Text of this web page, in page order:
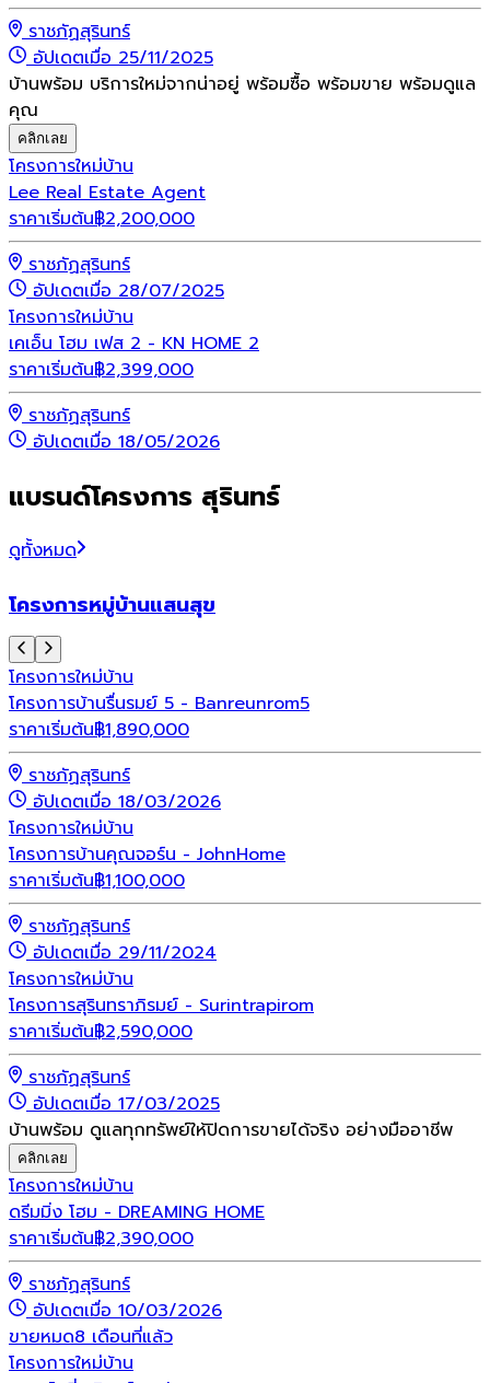
ราชภัฏสุรินทร์
อัปเดตเมื่อ 25/11/2025
บ้านพร้อม บริการใหม่จากน่าอยู่ พร้อมซื้อ พร้อมขาย พร้อมดูแล
คุณ
คลิกเลย
โครงการใหม่บ้าน
Lee Real Estate Agent
ราคาเริ่มต้น฿2,200,000
ราชภัฏสุรินทร์
อัปเดตเมื่อ 28/07/2025
โครงการใหม่บ้าน
เคเอ็น โฮม เฟส 2 - KN HOME 2
ราคาเริ่มต้น฿2,399,000
ราชภัฏสุรินทร์
อัปเดตเมื่อ 18/05/2026
แบรนด์โครงการ สุรินทร์
ดูทั้งหมด
โครงการหมู่บ้านแสนสุข
โครงการใหม่บ้าน
โครงการบ้านรื่นรมย์ 5 - Banreunrom5
ราคาเริ่มต้น฿1,890,000
ราชภัฏสุรินทร์
อัปเดตเมื่อ 18/03/2026
โครงการใหม่บ้าน
โครงการบ้านคุณจอร์น - JohnHome
ราคาเริ่มต้น฿1,100,000
ราชภัฏสุรินทร์
อัปเดตเมื่อ 29/11/2024
โครงการใหม่บ้าน
โครงการสุรินทราภิรมย์ - Surintrapirom
ราคาเริ่มต้น฿2,590,000
ราชภัฏสุรินทร์
อัปเดตเมื่อ 17/03/2025
บ้านพร้อม ดูแลทุกทรัพย์ให้ปิดการขายได้จริง อย่างมืออาชีพ
คลิกเลย
โครงการใหม่บ้าน
ดรีมมิ่ง โฮม - DREAMING HOME
ราคาเริ่มต้น฿2,390,000
ราชภัฏสุรินทร์
อัปเดตเมื่อ 10/03/2026
ขายหมด8 เดือนที่แล้ว
โครงการใหม่บ้าน